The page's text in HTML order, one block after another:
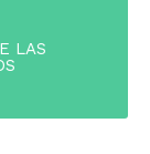
LAS